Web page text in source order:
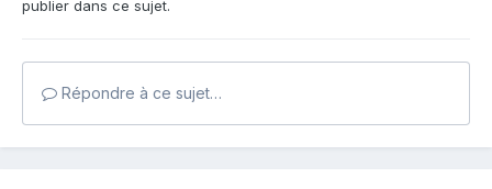
publier dans ce sujet.
Répondre à ce sujet…